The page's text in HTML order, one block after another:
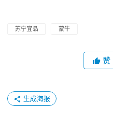
苏宁宜品 蒙牛
赞
生成海报